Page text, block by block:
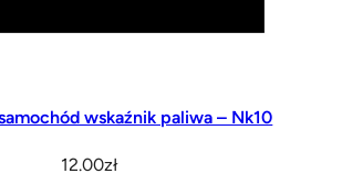
wskaźnik paliwa – Nk10
12.00zł